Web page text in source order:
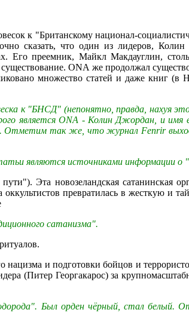
к "Британскому национал-
сказать, что один из лидеров,
Его преемник, Майкл Макдауглин,
ONA же продолжал
множество статей и даже книг (в
к "БНСД" (непонятно, правда, нахуя
является ONA - Колин Джордан, и имя
Отметим так же, что журнал Fenrir
являются источниками информации о
Эта новозеландская сатанинская
превратилась в жесткую и
сатанизма".
нацизма и подготовки бойцов и
(Питер Георгакарос) за
Был орден чёрный, стал